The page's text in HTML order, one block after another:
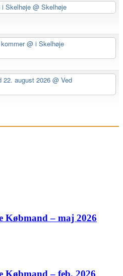
i Skelhøje@ Skelhøje
@ i Skelhøje
22. august 2026 @ Ved
Købmand – maj 2026
Købmand – feb. 2026